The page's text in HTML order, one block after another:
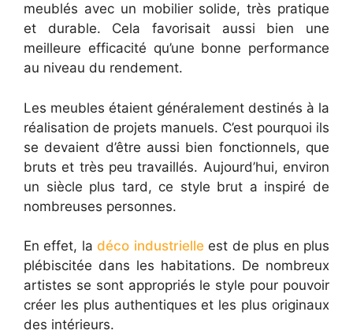
meublés avec un mobilier solide, très pratique
et durable. Cela favorisait aussi bien une
meilleure efficacité qu’une bonne performance
au niveau du rendement.
Les meubles étaient généralement destinés à la
réalisation de projets manuels. C’est pourquoi ils
se devaient d’être aussi bien fonctionnels, que
bruts et très peu travaillés. Aujourd’hui, environ
un siècle plus tard, ce style brut a inspiré de
nombreuses personnes.
En effet, ladéco industrielleest de plus en plus
plébiscitée dans les habitations. De nombreux
artistes se sont appropriés le style pour pouvoir
créer les plus authentiques et les plus originaux
des intérieurs.